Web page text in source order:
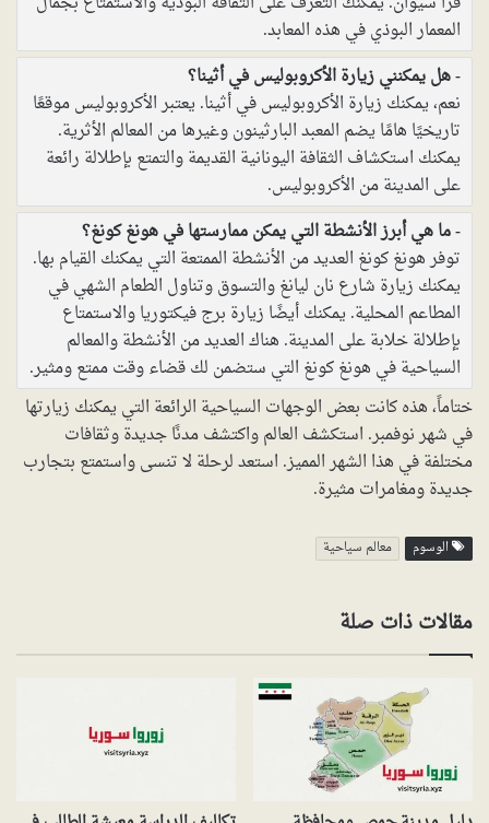
المعمار البوذي في هذه المعابد.
هل يمكنني زيارة الأكروبوليس في أثينا؟
نعم، يمكنك زيارة الأكروبوليس في أثينا. يعتبر الأكروبوليس موقعًا
تاريخيًا هامًا يضم المعبد البارثينون وغيرها من المعالم الأثرية.
يمكنك استكشاف الثقافة اليونانية القديمة والتمتع بإطلالة رائعة
على المدينة من الأكروبوليس.
ما هي أبرز الأنشطة التي يمكن ممارستها في هونغ كونغ؟
توفر هونغ كونغ العديد من الأنشطة الممتعة التي يمكنك القيام بها.
يمكنك زيارة شارع نان ليانغ والتسوق وتناول الطعام الشهي في
المطاعم المحلية. يمكنك أيضًا زيارة برج فيكتوريا والاستمتاع
بإطلالة خلابة على المدينة. هناك العديد من الأنشطة والمعالم
السياحية في هونغ كونغ التي ستضمن لك قضاء وقت ممتع ومثير.
ختاماً، هذه كانت بعض الوجهات السياحية الرائعة التي يمكنك زيارتها
في شهر نوفمبر. استكشف العالم واكتشف مدنًا جديدة وثقافات
مختلفة في هذا الشهر المميز. استعد لرحلة لا تنسى واستمتع بتجارب
جديدة ومغامرات مثيرة.
الوسوم معالم سياحية
مقالات ذات صلة